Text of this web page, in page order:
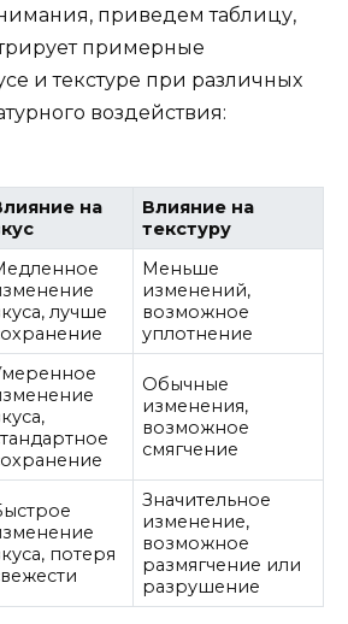
приведем таблицу,
примерные
и текстуре при различных
воздействия:
на
Влияние на
текстуру
лучше
Меньше
изменений,
возможное
уплотнение
Обычные
изменения,
возможное
смягчение
потеря
Значительное
изменение,
возможное
размягчение или
разрушение